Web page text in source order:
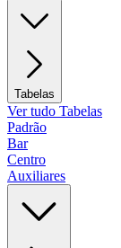
Tabelas
Ver tudo Tabelas
Padrão
Bar
Centro
Auxiliares